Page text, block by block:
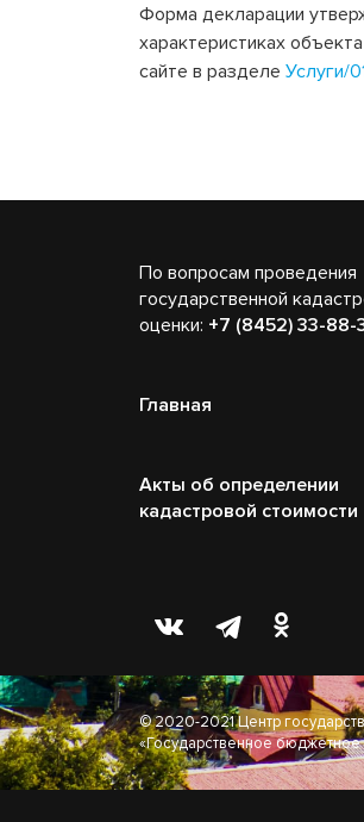
Форма декларации
характеристиках
сайте в разделе Услуги/
По вопросам проведения
государственной
оценки: +7 (8452) 33-88-
Главная
Акты об определении
кадастровой стоимости
© 2020-2021 Центр
«Государственное